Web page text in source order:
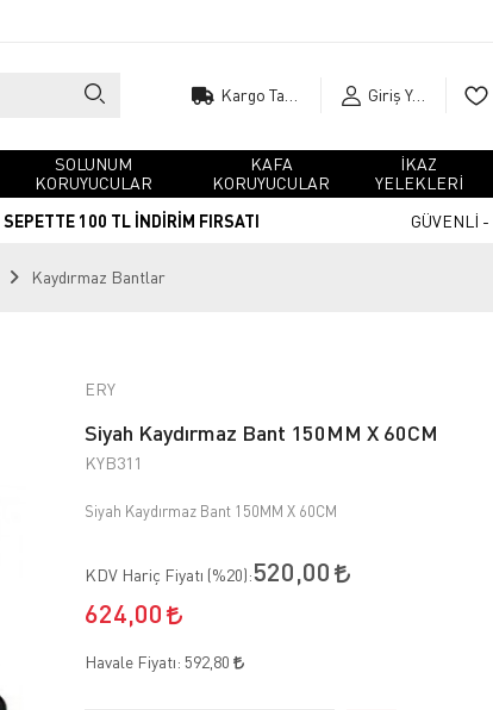
Giriş Yap
SOLUNUM
KORUYUCULAR
KAFA
KORUYUCULAR
İKAZ
YELEKLERİ
SEPETTE 100 TL İNDİRİM FIRSATI GÜVENLİ -
Kaydırmaz Bantlar
ERY
Siyah Kaydırmaz Bant 150MM X 60CM
KYB311
Siyah Kaydırmaz Bant 150MM X 60CM
KDV Hariç Fiyatı (%20):520,00
624,00
Havale Fiyatı: 592,80